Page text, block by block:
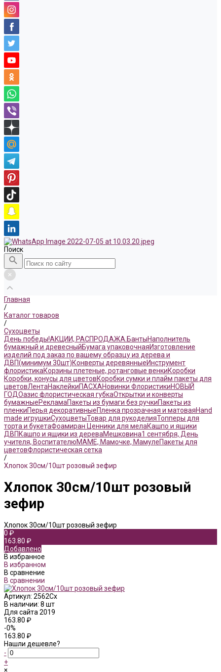
Поиск
Главная
/
Каталог товаров
/
Сухоцветы
День победы!АКЦИИ, РАСПРОДАЖА. БантыНаполнитель
бумажный и древесныйБумага упаковочнаяИзготовление
изделий под заказ по вашему образцу из дерева и
ДВП(минимум 30шт)Конверты деревянныеИнструмент
флористикаКорзины плетеные, ротанговые венкиКоробки
Коробки, конусы для цветовКоробки сумки и плайм пакеты для
цветовЛентаНаклейкиПАСХАНовинки ФлористикиНОВЫЙ
ГОДОазис флористическая губкаОткрытки и конверты
бумажныеРекламаПакеты из бумаги без ручкиПакеты из
пленкиПерья декоративныеПленка прозрачная и матоваяHand
made игрушкиСухоцветыТовар для рукоделияТопперы для
торта и букетаФоамиран Ценники для мелаКашпо и ящики
ДВП Кашпо и ящики из дереваМешковина1 сентября, День
учителя, ВоспитателюМАМЕ, Мамочке, МамулеПакеты для
цветовФлористическая сетка
/
Хлопок 30см/10шт розовый зефир
Хлопок 30см/10шт розовый
зефир
Хлопок 30см/10шт розовый зефир
0 ₽
163.80 ₽
Добавлено
В избранное
В избранном
В сравнение
В сравнении
Артикул: 2562Сх
В наличии: 8 шт
Для сайта 2019
163.80 ₽
-0%
163.80 ₽
Нашли дешевле?
-
+
×